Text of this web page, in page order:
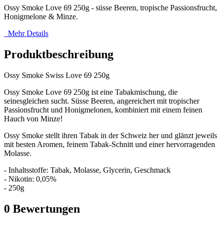
Ossy Smoke Love 69 250g - süsse Beeren, tropische Passionsfrucht,
Honigmelone & Minze.
Mehr Details
Produktbeschreibung
Ossy Smoke Swiss Love 69 250g
Ossy Smoke Love 69 250g ist eine Tabakmischung, die
seinesgleichen sucht. Süsse Beeren, angereichert mit tropischer
Passionsfrucht und Honigmelonen, kombiniert mit einem feinen
Hauch von Minze!
Ossy Smoke stellt ihren Tabak in der Schweiz her und glänzt jeweils
mit besten Aromen, feinem Tabak-Schnitt und einer hervorragenden
Molasse.
- Inhaltsstoffe: Tabak, Molasse, Glycerin, Geschmack
- Nikotin: 0,05%
- 250g
0 Bewertungen